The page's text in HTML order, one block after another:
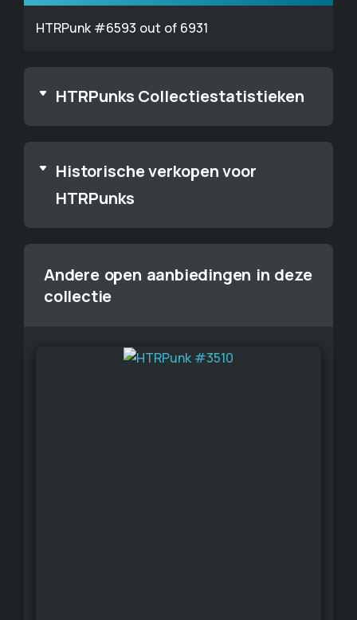
HTRPunk #6593 out of 6931
HTRPunks Collectiestatistieken
Historische verkopen voor
HTRPunks
Andere open aanbiedingen in deze
collectie